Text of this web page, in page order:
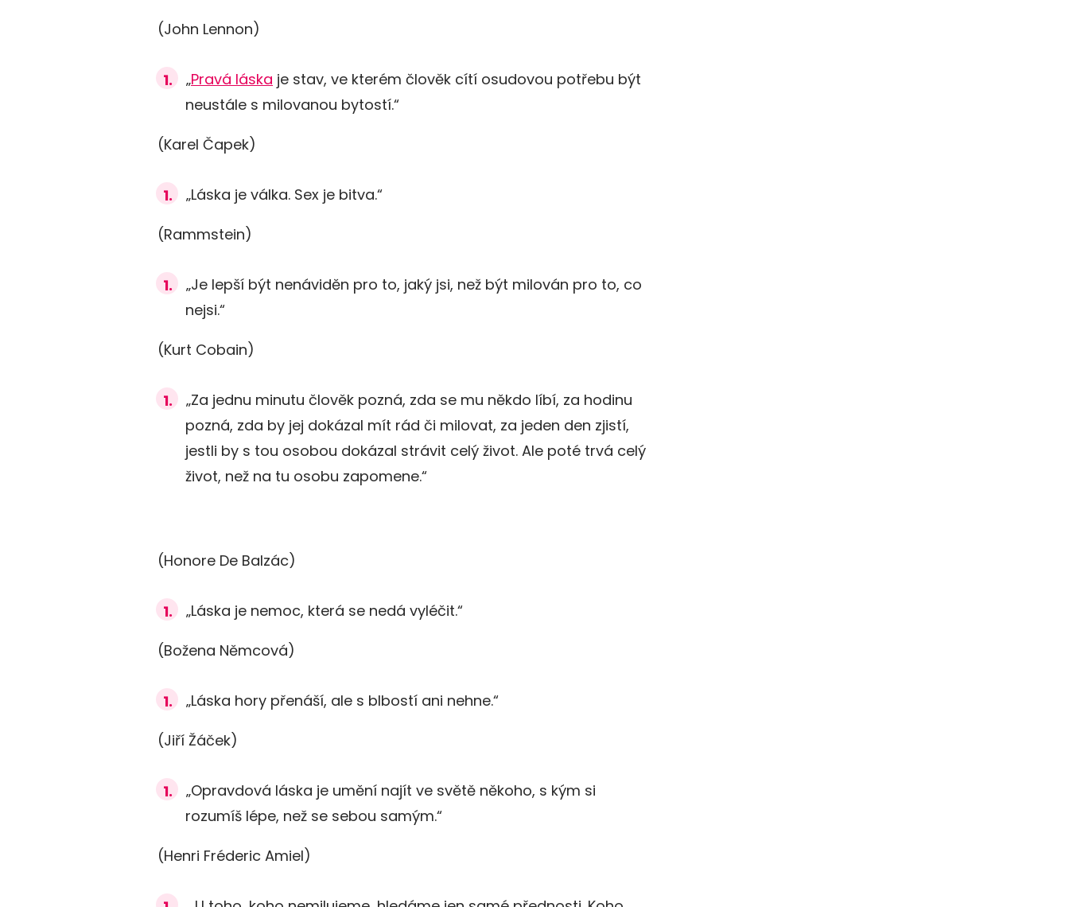
(John Lennon)
„Pravá láska je stav, ve kterém člověk cítí osudovou potřebu být
neustále s milovanou bytostí.“
(Karel Čapek)
„Láska je válka. Sex je bitva.“
(Rammstein)
„Je lepší být nenáviděn pro to, jaký jsi, než být milován pro to, co
nejsi.“
(Kurt Cobain)
„Za jednu minutu člověk pozná, zda se mu někdo líbí, za hodinu
pozná, zda by jej dokázal mít rád či milovat, za jeden den zjistí,
jestli by s tou osobou dokázal strávit celý život. Ale poté trvá celý
život, než na tu osobu zapomene.“
(Honore De Balzác)
„Láska je nemoc, která se nedá vyléčit.“
(Božena Němcová)
„Láska hory přenáší, ale s blbostí ani nehne.“
(Jiří Žáček)
„Opravdová láska je umění najít ve světě někoho, s kým si
rozumíš lépe, než se sebou samým.“
(Henri Fréderic Amiel)